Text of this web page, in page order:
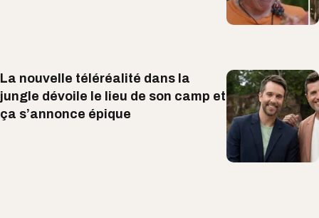
La nouvelle téléréalité dans la
jungle dévoile le lieu de son camp et
ça s’annonce épique